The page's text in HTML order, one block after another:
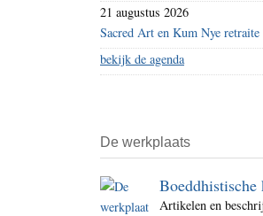
21 augustus 2026
Sacred Art en Kum Nye retraite
bekijk de agenda
De werkplaats
Boeddhistische
Artikelen en